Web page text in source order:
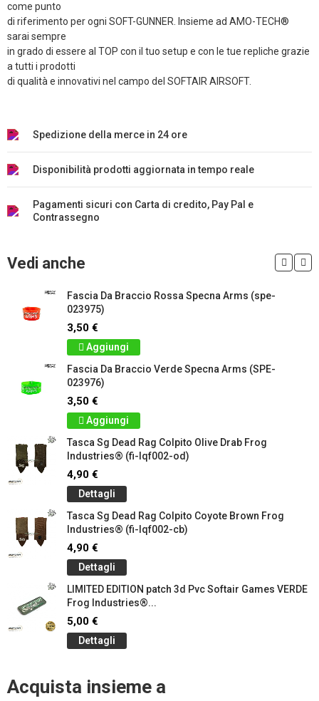
come punto
di riferimento per ogni SOFT-GUNNER. Insieme ad AMO-TECH®
sarai sempre
in grado di essere al TOP con il tuo setup e con le tue repliche grazie
a tutti i prodotti
di qualità e innovativi nel campo del SOFTAIR AIRSOFT.
Spedizione della merce in 24 ore
Disponibilità prodotti aggiornata in tempo reale
Pagamenti sicuri con Carta di credito, Pay Pal e
Contrassegno
Vedi anche
Fascia Da Braccio Rossa Specna Arms (spe-
023975)
3,50 €
Aggiungi
Fascia Da Braccio Verde Specna Arms (SPE-
023976)
3,50 €
Aggiungi
Tasca Sg Dead Rag Colpito Olive Drab Frog
Industries® (fi-lqf002-od)
4,90 €
Dettagli
Tasca Sg Dead Rag Colpito Coyote Brown Frog
Industries® (fi-lqf002-cb)
4,90 €
Dettagli
LIMITED EDITION patch 3d Pvc Softair Games VERDE
Frog Industries®...
5,00 €
Dettagli
Acquista insieme a